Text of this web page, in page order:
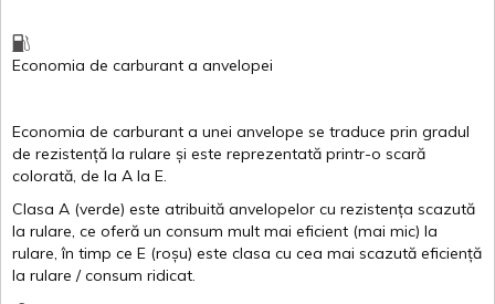
Economia de carburant a anvelopei
Economia de carburant a unei anvelope se traduce prin gradul
de rezistență la rulare și este reprezentată printr-o scară
colorată, de la A la E.
Clasa A (verde) este atribuită anvelopelor cu rezistența scazută
la rulare, ce oferă un consum mult mai eficient (mai mic) la
rulare,în timp ce E (roșu) este clasa cu cea mai scazută eficiență
la rulare /consum ridicat.